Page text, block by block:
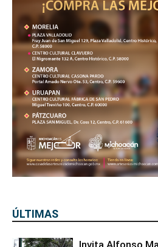
ÚLTIMAS
Invita Alfonso